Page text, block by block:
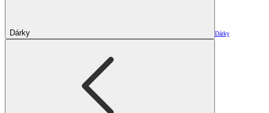
Dárky Dárky